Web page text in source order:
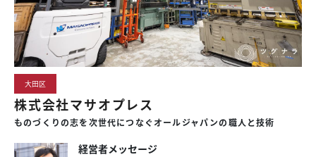
大田区
株式会社マサオプレス
ものづくりの志を次世代につなぐオールジャパンの職人と技術
経営者メッセージ